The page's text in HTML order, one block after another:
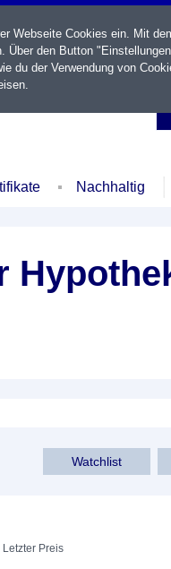
Nachhaltig
Watchlist
Letzter Preis
Webseite Cookies ein. Mit
Über den Button
du der Verwendung von
.